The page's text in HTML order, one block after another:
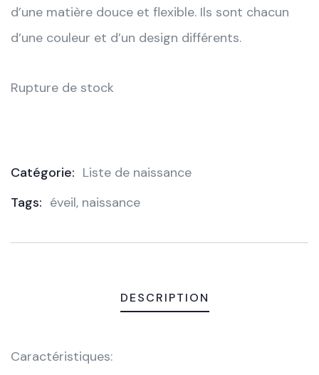
d’une matière douce et flexible. Ils sont chacun
d’une couleur et d’un design différents.
Rupture de stock
Catégorie: Liste de naissance
Tags: éveil, naissance
DESCRIPTION
Caractéristiques: